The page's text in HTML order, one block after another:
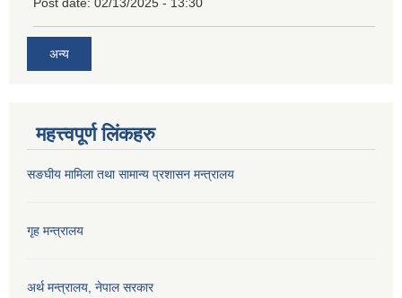
Post date: 02/13/2025 - 13:30
अन्य
महत्त्वपूर्ण लिंकहरु
सङघीय मामिला तथा सामान्य प्रशासन मन्‍त्रालय
गृह मन्त्रालय
अर्थ मन्त्रालय, नेपाल सरकार